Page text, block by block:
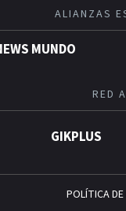
ALIANZAS
MUNDO
RED
GIKPLUS
POLÍTICA DE